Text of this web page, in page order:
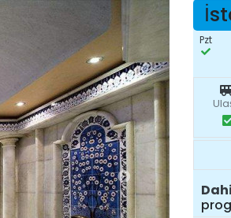
Pzt